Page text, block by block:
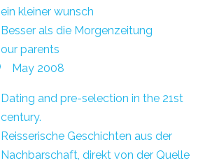
ein kleiner wunsch
Besser als die Morgenzeitung
our parents
May 2008
Dating and pre-selection in the 21st
century.
Reisserische Geschichten aus der
Nachbarschaft, direkt von der Quelle